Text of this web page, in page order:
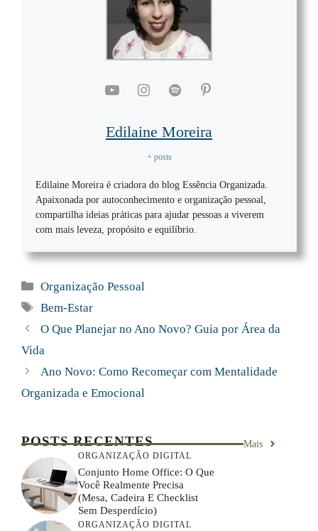
Edilaine Moreira
+ posts
Edilaine Moreira é criadora do blog Essência Organizada.
Apaixonada por autoconhecimento e organização pessoal,
compartilha ideias práticas para ajudar pessoas a viverem
com mais leveza, propósito e equilíbrio.
Categorias
Organização Pessoal
Tags
Bem-Estar
O Que Planejar no Ano Novo? Guia por Área da
Vida
Ano Novo: Como Recomeçar com Mentalidade
Organizada e Emocional
POSTS RECENTES Mais
ORGANIZAÇÃO DIGITAL
Conjunto Home Office: O Que
Você Realmente Precisa
(mesa, Cadeira E Checklist
Sem Desperdício)
ORGANIZAÇÃO DIGITAL